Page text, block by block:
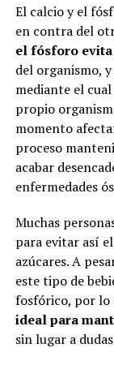
El calcio y el
en contra del
el fósforo
del organismo,
mediante el
propio
momento
proceso
acabar
enfermedades
Muchas
para evitar así
azúcares. A
este tipo de
fosfórico, por lo
ideal para
sin lugar a